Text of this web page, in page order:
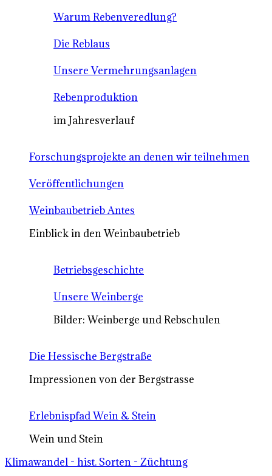
Warum Rebenveredlung?
Die Reblaus
Unsere Vermehrungsanlagen
Rebenproduktion
im Jahresverlauf
Forschungsprojekte an denen wir teilnehmen
Veröffentlichungen
Weinbaubetrieb Antes
Einblick in den Weinbaubetrieb
Betriebsgeschichte
Unsere Weinberge
Bilder: Weinberge und Rebschulen
Die Hessische Bergstraße
Impressionen von der Bergstrasse
Erlebnispfad Wein & Stein
Wein und Stein
Klimawandel - hist. Sorten - Züchtung